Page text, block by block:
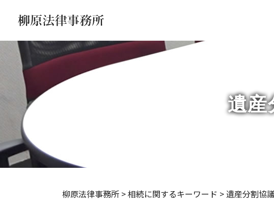
遺産
柳原法律事務所 >相続に関するキーワード >遺産分割協